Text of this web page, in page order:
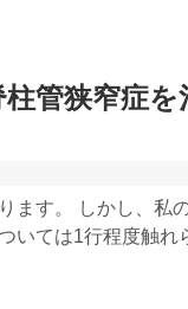
管狭窄症を
ます。 しかし、私
いては1行程度触れ